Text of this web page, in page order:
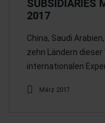
SUBSIDIARIES
2017
China, Saudi
zehn Ländern
internationalen
März 2017